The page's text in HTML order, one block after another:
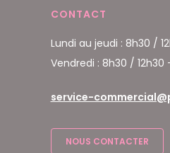
CONTACT
Lundi au jeudi : 8h30 /
Vendredi : 8h30 / 12h30
service-
NOUS CONTACTER